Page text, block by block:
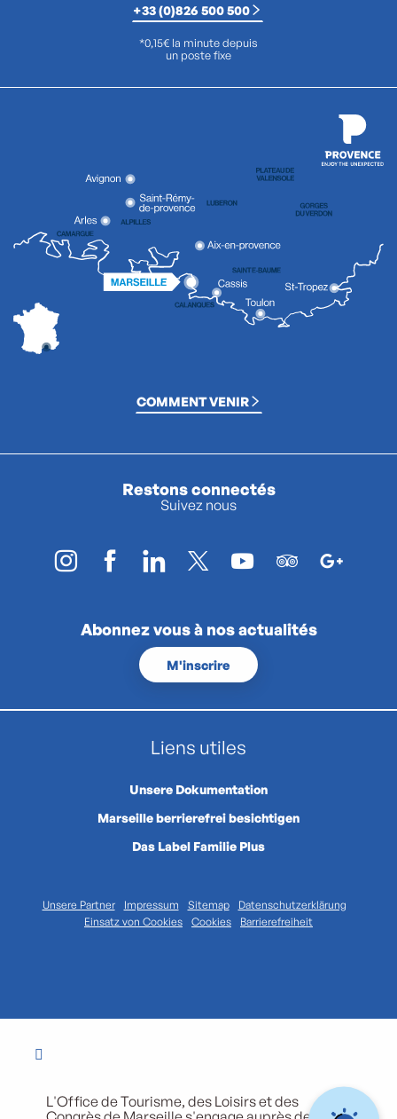
+33 (0)826 500 500
*0,15€ la minute depuis
un poste fixe
COMMENT VENIR
Restons connectés
Suivez nous
Abonnez vous à nos actualités
M'inscrire
Liens utiles
Unsere Dokumentation
Marseille berrierefrei besichtigen
Das Label Familie Plus
Unsere Partner Impressum Sitemap
Datenschutzerklärung
Einsatz von Cookies
Cookies Barrierefreiheit
L'Office de Tourisme, des Loisirs et des